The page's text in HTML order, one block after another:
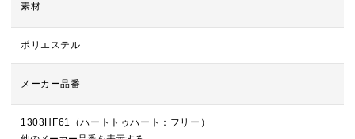
素材
ポリエステル
メーカー品番
1303HF61（ハートトゥハート：フリー）